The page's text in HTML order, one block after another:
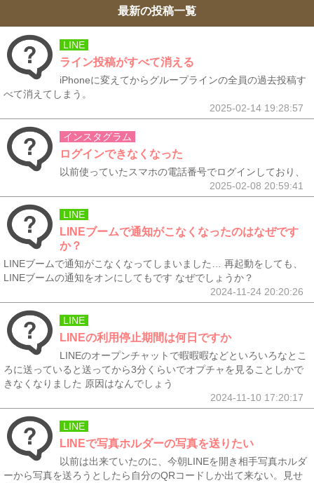
最新の投稿一覧
LINE
ライン投稿がすべて消える
iPhoneに変えてからグループラインの全員の過去投稿す
べて消えてしまう。
2025-02-14 19:28:57
インスタグラム
ログインできなくなった
以前使っていたスマホの電話番号でログインしており、
2025-02-08 20:59:41
LINE
LINEブームで通知がこなくなったのはなぜです
か？
LINEブームで通知がこなくなってしまいました… 再起動をしても、
LINEブームの通知をオンにしてもです なぜでしょうか？
2024-11-24 20:20:26
LINE
LINEの利用停止期間は何日ですか
LINEのオープンチャットで暇暇暇などといろいろなとこ
ろに送っていると送ってから3分くらいでオプチャを見ることしかで
きなくなりました 原因はなんでしょう
2024-11-10 17:20:17
LINE
LINEで写真ホルダーの写真を送りたい
以前は出来ていたのに、今朝LINEを開き相手写真ホルダ
ーから写真を送ろうとしたら自分のQRコードしか出て来ない。見せ